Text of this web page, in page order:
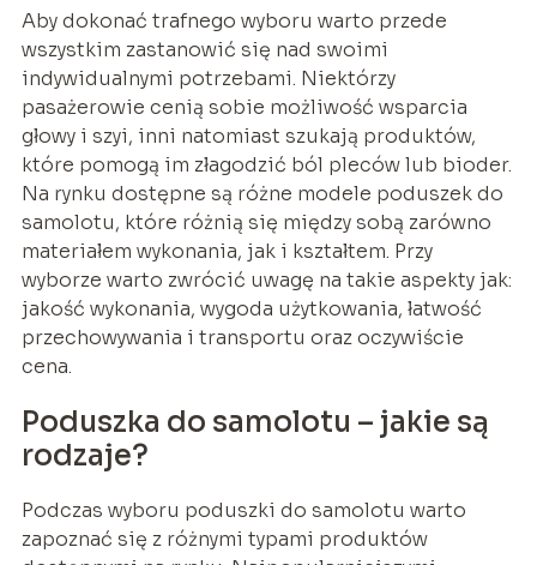
Aby dokonać trafnego wyboru warto przede
wszystkim zastanowić się nad swoimi
indywidualnymi potrzebami. Niektórzy
pasażerowie cenią sobie możliwość wsparcia
głowy i szyi, inni natomiast szukają produktów,
które pomogą im złagodzić ból pleców lub bioder.
Na rynku dostępne są różne modele poduszek do
samolotu, które różnią się między sobą zarówno
materiałem wykonania, jak i kształtem. Przy
wyborze warto zwrócić uwagę na takie aspekty jak:
jakość wykonania, wygoda użytkowania, łatwość
przechowywania i transportu oraz oczywiście
cena.
Poduszka do samolotu – jakie są
rodzaje?
Podczas wyboru poduszki do samolotu warto
zapoznać się z różnymi typami produktów